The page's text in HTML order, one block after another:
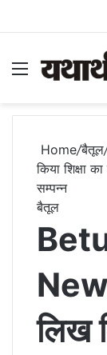
Menu
Home/बैतूल
किया शिक्षा
सम्पन्न
बैतूल
लिख